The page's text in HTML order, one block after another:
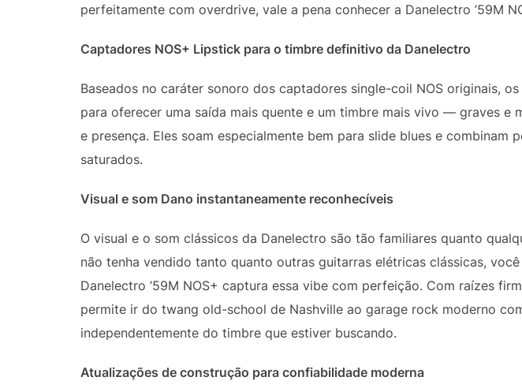
perfeitamente com overdrive, vale a pena conhecer a Danelectro ’59M
Captadores NOS+ Lipstick para o timbre definitivo da Danelectro
Baseados no caráter sonoro dos captadores single-coil NOS originais,
para oferecer uma saída mais quente e um timbre mais vivo — graves e
e presença. Eles soam especialmente bem para slide blues e
saturados.
Visual e som Dano instantaneamente reconhecíveis
O visual e o som clássicos da Danelectro são tão familiares quanto
não tenha vendido tanto quanto outras guitarras elétricas clássicas,
Danelectro ’59M NOS+ captura essa vibe com perfeição. Com raízes
permite ir do twang old-school de Nashville ao garage rock moderno
independentemente do timbre que estiver buscando.
Atualizações de construção para confiabilidade moderna